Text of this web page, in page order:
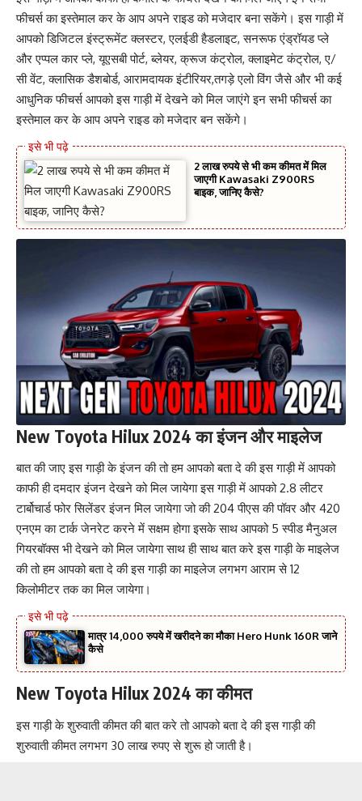
फीचर्स का इस्तेमाल कर के आप अपने राइड को मजेदार बना सकेंगे। इस गाड़ी में
आपको डिजिटल इंस्ट्रूमेंट क्लस्टर, एलईडी हैडलाइट, सनरूफ एंड्रॉयड प्ले
और एप्पल कार प्ले, यूएसबी पोर्ट, ब्लेयर, क्रूज कंट्रोल, क्लाइमेट कंट्रोल, ए/
सी वेंट, क्लासिक डैशबोर्ड, आरामदायक इंटीरियर,तगड़े एलो विंग जैसे और भी कई
आधुनिक फीचर्स आपको इस गाड़ी में देखने को मिल जाएंगे इन सभी फीचर्स का
इस्तेमाल कर के आप अपने राइड को मजेदार बन सकेंगे।
2 लाख रुपये से भी कम कीमत में मिल
जाएगी Kawasaki Z900RS
बाइक, जानिए कैसे?
New Toyota Hilux 2024 का इंजन और माइलेज
बात की जाए इस गाड़ी के इंजन की तो हम आपको बता दे की इस गाड़ी में आपको
काफी ही दमदार इंजन देखने को मिल जायेगा इस गाड़ी में आपको 2.8 लीटर
टार्बोचार्ड फोर सिलेंडर इंजन मिल जायेगा जो की 204 पीएस की पॉवर और 420
एनएम का टार्क जेनरेट करने में सक्षम होगा इसके साथ आपको 5 स्पीड मैनुअल
गियरबॉक्स भी देखने को मिल जायेगा साथ ही साथ बात करे इस गाड़ी के माइलेज
की तो हम आपको बता दे की इस गाड़ी का माइलेज लगभग आराम से 12
किलोमीटर तक का मिल जायेगा।
मात्र 14,000 रुपये में खरीदने का मौका Hero Hunk 160R जाने
कैसे
New Toyota Hilux 2024 का कीमत
इस गाड़ी के शुरुवाती कीमत की बात करे तो आपको बता दे की इस गाड़ी की
शुरुवाती कीमत लगभग 30 लाख रुपए से शुरू हो जाती है।